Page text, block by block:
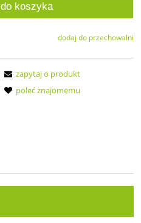
do koszyka
dodaj do przechowalni
zapytaj o produkt
poleć znajomemu